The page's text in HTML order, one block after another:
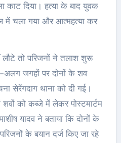
दिया। हत्या के बाद युवक
में चला गया और आत्महत्या कर
तो परिजनों ने तलाश शुरू
जगहों पर दोनों के शव
सेरेंगदाग थाना को दी गई।
को कब्जे में लेकर पोस्टमार्टम
यादव ने बताया कि दोनों के
के बयान दर्ज किए जा रहे